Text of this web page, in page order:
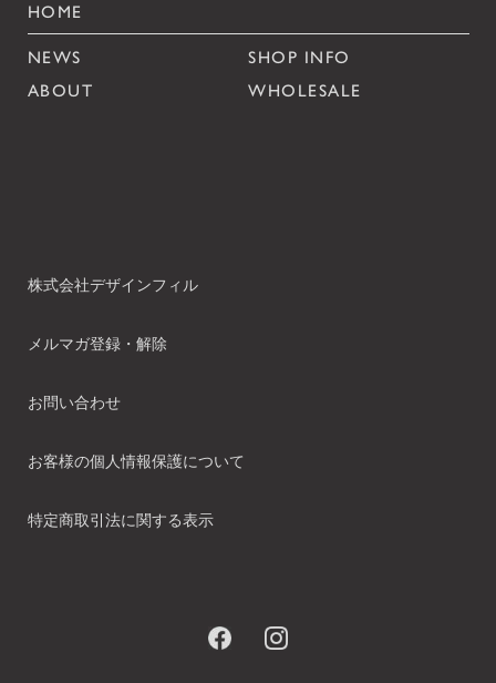
HOME
NEWS
SHOP INFO
ABOUT
WHOLESALE
株式会社デザインフィル
メルマガ登録・解除
お問い合わせ
お客様の個人情報保護について
特定商取引法に関する表示